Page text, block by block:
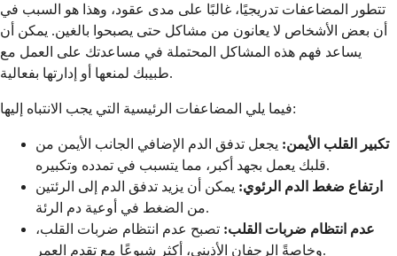
تتطور المضاعفات تدريجيًا، غالبًا على مدى عقود، وهذا هو السبب في
أن بعض الأشخاص لا يعانون من مشاكل حتى يصبحوا بالغين. يمكن أن
يساعد فهم هذه المشاكل المحتملة في مساعدتك على العمل مع
طبيبك لمنعها أو إدارتها بفعالية.
فيما يلي المضاعفات الرئيسية التي يجب الانتباه إليها:
تكبير القلب الأيمن: يجعل تدفق الدم الإضافي الجانب الأيمن من
قلبك يعمل بجهد أكبر، مما يتسبب في تمدده وتكبيره.
ارتفاع ضغط الدم الرئوي: يمكن أن يزيد تدفق الدم إلى الرئتين
من الضغط في أوعية دم الرئة.
عدم انتظام ضربات القلب: تصبح عدم انتظام ضربات القلب،
وخاصةً الرجفان الأذيني، أكثر شيوعًا مع تقدم العمر.